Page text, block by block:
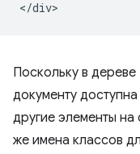
Поскольку в дереве
документу
другие элементы на
же имена классов